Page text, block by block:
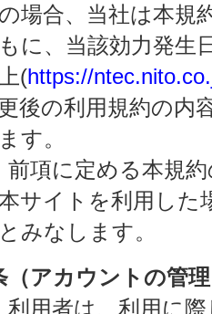
場合、当社は本規
に、当該効力発生
(https://
後の利用規約の内
す。
前項に定める本規
サイトを利用した
みなします。
（アカウントの管
利用者は、利用に